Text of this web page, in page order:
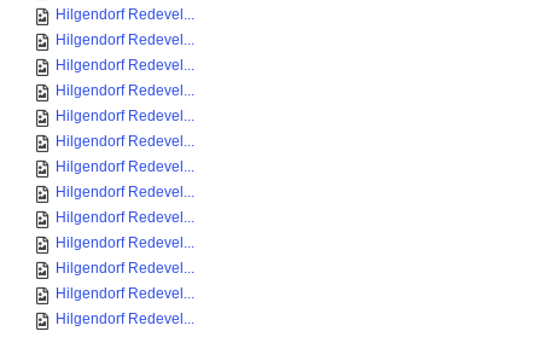
Hilgendorf Redevel...
Hilgendorf Redevel...
Hilgendorf Redevel...
Hilgendorf Redevel...
Hilgendorf Redevel...
Hilgendorf Redevel...
Hilgendorf Redevel...
Hilgendorf Redevel...
Hilgendorf Redevel...
Hilgendorf Redevel...
Hilgendorf Redevel...
Hilgendorf Redevel...
Hilgendorf Redevel...